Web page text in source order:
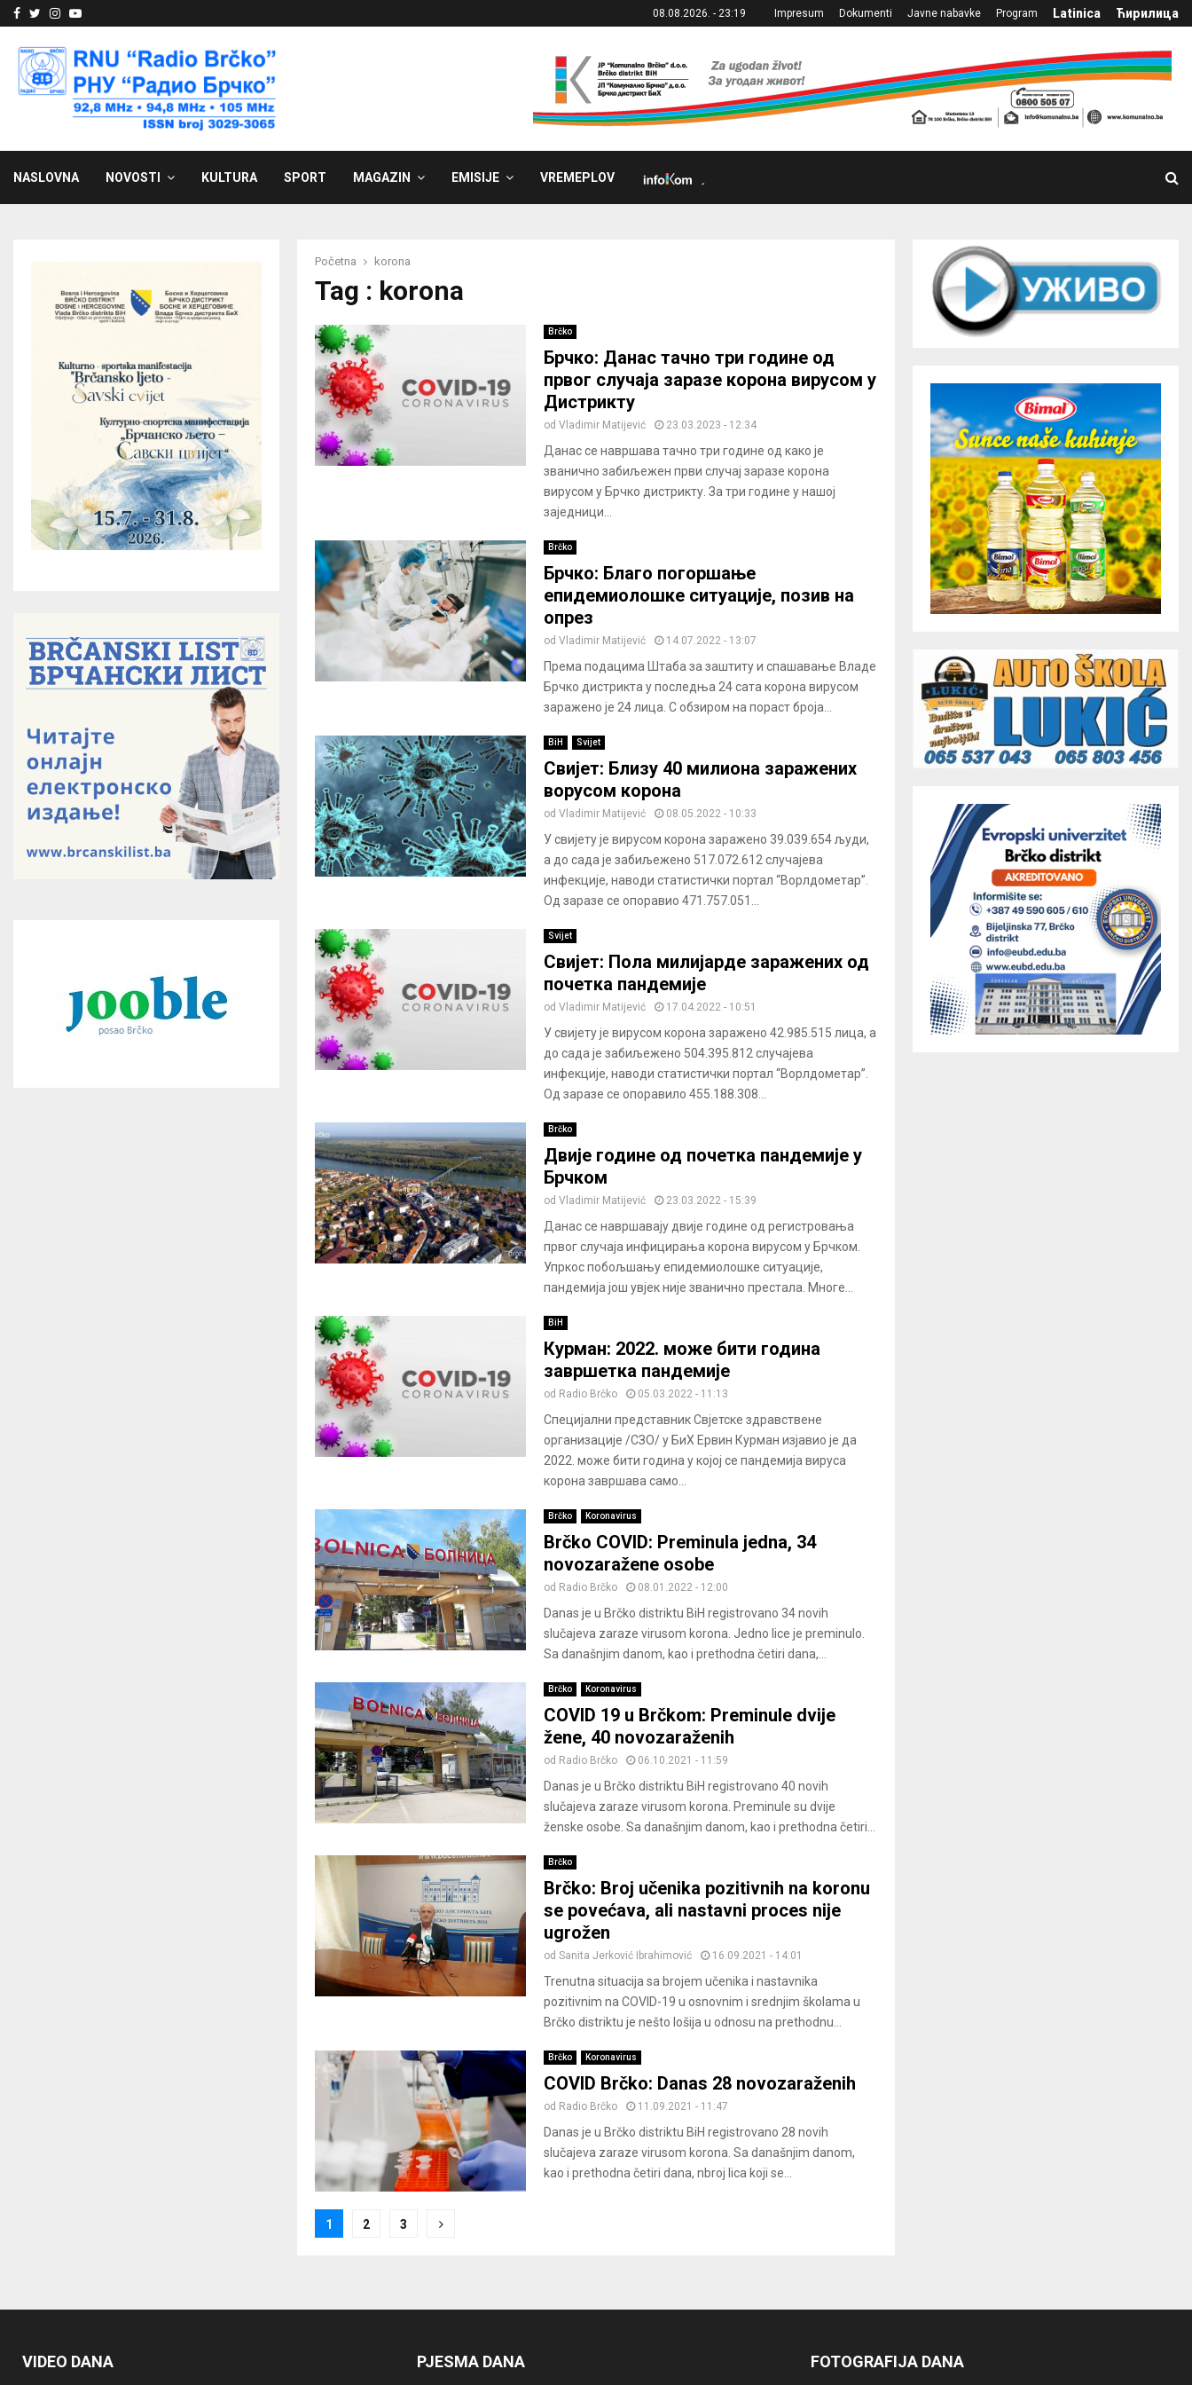
Facebook
Twitter
Instagram
Youtube 08.08.2026. - 23:19 Impresum Dokumenti Javne nabavke Program Latinica Ћирилица
NASLOVNA NOVOSTI KULTURA SPORT MAGAZIN EMISIJE VREMEPLOV
Početna korona
Tag : korona
Brčko
Брчко: Данас тачно три године од
првог случаја заразе корона вирусом у
Дистрикту
od Vladimir Matijević 23.03.2023 - 12:34
Данас се навршава тачно три године од како је
званично забиљежен први случај заразе корона
вирусом у Брчко дистрикту. За три године у нашој
заједници...
Brčko
Брчко: Благо погоршање
епидемиолошке ситуације, позив на
опрез
od Vladimir Matijević 14.07.2022 - 13:07
Према подацима Штаба за заштиту и спашавање Владе
Брчко дистрикта у последња 24 сата корона вирусом
заражено је 24 лица. С обзиром на пораст броја...
BiH Svijet
Свијет: Близу 40 милиона заражених
ворусом корона
od Vladimir Matijević 08.05.2022 - 10:33
У свијету је вирусом корона заражено 39.039.654 људи,
а до сада је забиљежено 517.072.612 случајева
инфекције, наводи статистички портал “Ворлдометар”.
Од заразе се опоравио 471.757.051...
Svijet
Свијет: Пола милијарде заражених од
почетка пандемије
od Vladimir Matijević 17.04.2022 - 10:51
У свијету је вирусом корона заражено 42.985.515 лица, а
до сада је забиљежено 504.395.812 случајева
инфекције, наводи статистички портал “Ворлдометар”.
Од заразе се опоравило 455.188.308...
Brčko
Двије године од почетка пандемије у
Брчком
od Vladimir Matijević 23.03.2022 - 15:39
Данас се навршавају двије године од регистровања
првог случаја инфицирања корона вирусом у Брчком.
Упркос побољшању епидемиолошке ситуације,
пандемија још увјек није званично престала. Многе...
BiH
Курман: 2022. може бити година
завршетка пандемије
od Radio Brčko 05.03.2022 - 11:13
Специјални представник Свјетске здравствене
организације /СЗО/ у БиХ Ервин Курман изјавио је да
2022. може бити година у којој се пандемија вируса
корона завршава само...
Brčko Koronavirus
Brčko COVID: Preminula jedna, 34
novozaražene osobe
od Radio Brčko 08.01.2022 - 12:00
Danas je u Brčko distriktu BiH registrovano 34 novih
slučajeva zaraze virusom korona. Jedno lice je preminulo.
Sa današnjim danom, kao i prethodna četiri dana,...
Brčko Koronavirus
COVID 19 u Brčkom: Preminule dvije
žene, 40 novozaraženih
od Radio Brčko 06.10.2021 - 11:59
Danas je u Brčko distriktu BiH registrovano 40 novih
slučajeva zaraze virusom korona. Preminule su dvije
ženske osobe. Sa današnjim danom, kao i prethodna četiri...
Brčko
Brčko: Broj učenika pozitivnih na koronu
se povećava, ali nastavni proces nije
ugrožen
od Sanita Jerković Ibrahimović 16.09.2021 - 14:01
Trenutna situacija sa brojem učenika i nastavnika
pozitivnim na COVID-19 u osnovnim i srednjim školama u
Brčko distriktu je nešto lošija u odnosu na prethodnu...
Brčko Koronavirus
COVID Brčko: Danas 28 novozaraženih
od Radio Brčko 11.09.2021 - 11:47
Danas je u Brčko distriktu BiH registrovano 28 novih
slučajeva zaraze virusom korona. Sa današnjim danom,
kao i prethodna četiri dana, nbroj lica koji se...
Posts
1 2 3
VIDEO DANA PJESMA DANA FOTOGRAFIJA DANA